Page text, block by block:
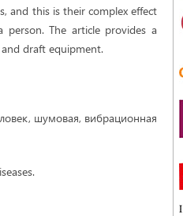
and this is their complex effect
The article provides a
draft equipment.
шумовая, вибрационная